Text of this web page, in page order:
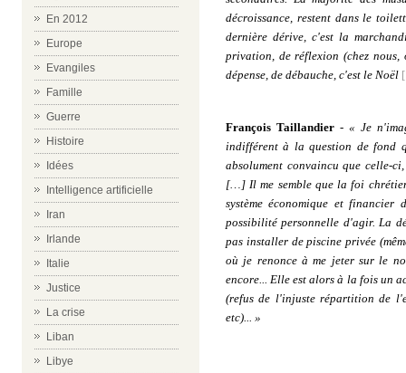
En 2012
Europe
Evangiles
Famille
Guerre
Histoire
Idées
Intelligence artificielle
Iran
Irlande
Italie
Justice
La crise
Liban
Libye
décroissance, restent dans le
dernière dérive, c'est la
privation, de réflexion (chez nous,
dépense, de débauche, c'est le Noël
François Taillandier -« Je
indifférent à la question de fond
absolument convaincu que celle-
[…] Il me semble que la foi
système économique et
possibilité personnelle d'agir. La
pas installer de piscine privée
où je renonce à me jeter sur le
encore... Elle est alors à la fois un
(refus de l'injuste répartition de
etc)... »